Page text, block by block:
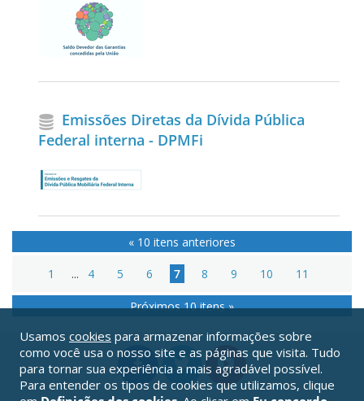
Emissões Diretas da Dívida Pública
Federal interna - DPMFi
« 10 itens anteriores
Próximos 10 itens »
1 ... 4 5 6 7 8 9 10 11
Usamos cookies para armazenar informações sobre
como você usa o nosso site e as páginas que visita. Tudo
para tornar sua experiência a mais agradável possível.
Para entender os tipos de cookies que utilizamos, clique